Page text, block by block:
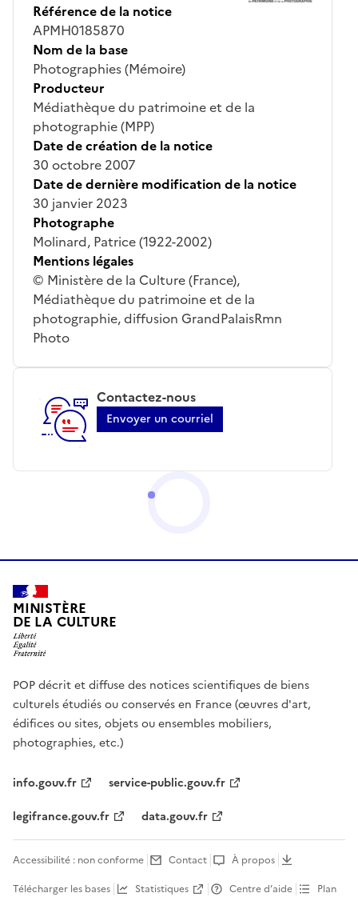
Référence de la notice
APMH0185870
Nom de la base
Photographies (Mémoire)
Producteur
Médiathèque du patrimoine et de la
photographie (MPP)
Date de création de la notice
30 octobre 2007
Date de dernière modification de la notice
30 janvier 2023
Photographe
Molinard, Patrice (1922-2002)
Mentions légales
© Ministère de la Culture (France),
Médiathèque du patrimoine et de la
photographie, diffusion GrandPalaisRmn
Photo
Contactez-nous
Envoyer un courriel
MINISTÈRE
DE LA CULTURE
POP décrit et diffuse des notices scientifiques de biens
culturels étudiés ou conservés en France (œuvres d'art,
édifices ou sites, objets ou ensembles mobiliers,
photographies, etc.)
info.gouv.fr
service-public.gouv.fr
legifrance.gouv.fr
data.gouv.fr
Accessibilité : non conforme Contact
À propos
Télécharger les bases
Statistiques Centre d’aide Plan